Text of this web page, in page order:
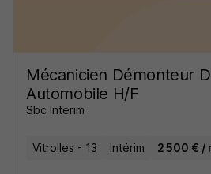
Mécanicien Démonteur
Automobile H/F
Sbc Interim
Vitrolles - 13 Intérim 2 500 € /